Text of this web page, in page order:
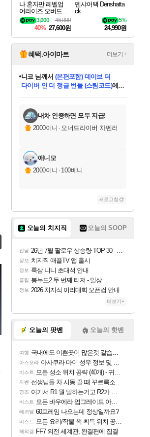
나 혼자만 레벨업
어라이즈 오버드라
이브 Solo Leveling A
rise
46,000
3,000
40% 27,600원
덴샤어택 Denshatta
ck
5%
24,990원
혜택.아이마트 더보기+
교환.
당첨되셨습니다.
니코님께서 (본편포함) 데이브 더
다이버 인 더 정글 번들 (스팀코드)에
당첨되셨습니다.
당첨되셨습니다.
당첨되셨습니다.
당첨되셨습니다.
당첨되셨습니다.
에디션 (스팀코드)를 교환.
당첨되셨습니다.
내차 인증하면 모두 지급!
2000이니 · 오너드라이버 차벤러
애니모
2000이니 · 100베니
새로고침
오늘의 치지직 오늘의 SOOP
잡담 26년 7월 팔로우 상승량 TOP 30 - 월간 치지직
정보 치지직 애플TV 앱 출시
정보 룩삼 니니 초대석 안내
클립 봉누도2 두 번째 티저 - 일상
정보 2026 치지직 이리대회 오픈컵 안내
더보기+
오늘의 팟벤 오늘의 핫벤
여행 국내에도 이쁜곳이 많은것 같습니다
아스오라 아사쿠라 마이 성우 정보 및 주요 필모
비스트 모든 성소 위치 공략 (40개) - 귀환한 영혼 도전과제
차벤 선생님들 차 시동 끌 때 꾸르륵소리나는데
명조 여기서 R1 뭘 말하는거고 R2가 뭘말하는걸까요?
비스트 모든 바우에라 업그레이드 아이템 획득 위치 공략 (89개)
레퀴엠 60프레임 나오는데 정상일까요?
비스트 모든 요리/작물 책 획득 위치 공략 (36개) - 미식가 도전과제
해외겜 FF7 외전 세계관, 완결편에 집결